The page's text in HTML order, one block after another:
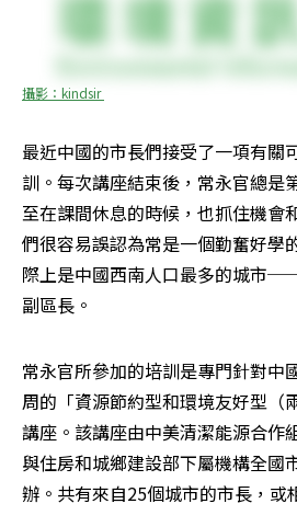
攝影：kindsir
最近中國的市長們接受了一項有關
訓。每次講座結束後，常永官總是
至在課間休息的時候，也抓住機會
們很容易誤認為常是一個勤奮好學
際上是中國西南人口最多的城市
副區長。
常永官所參加的培訓是專門針對中
周的「資源節約型和環境友好型（
講座。該講座由中美清潔能源合作
與住房和城鄉建設部下屬機構全國
辦。共有來自25個城市的市長，或